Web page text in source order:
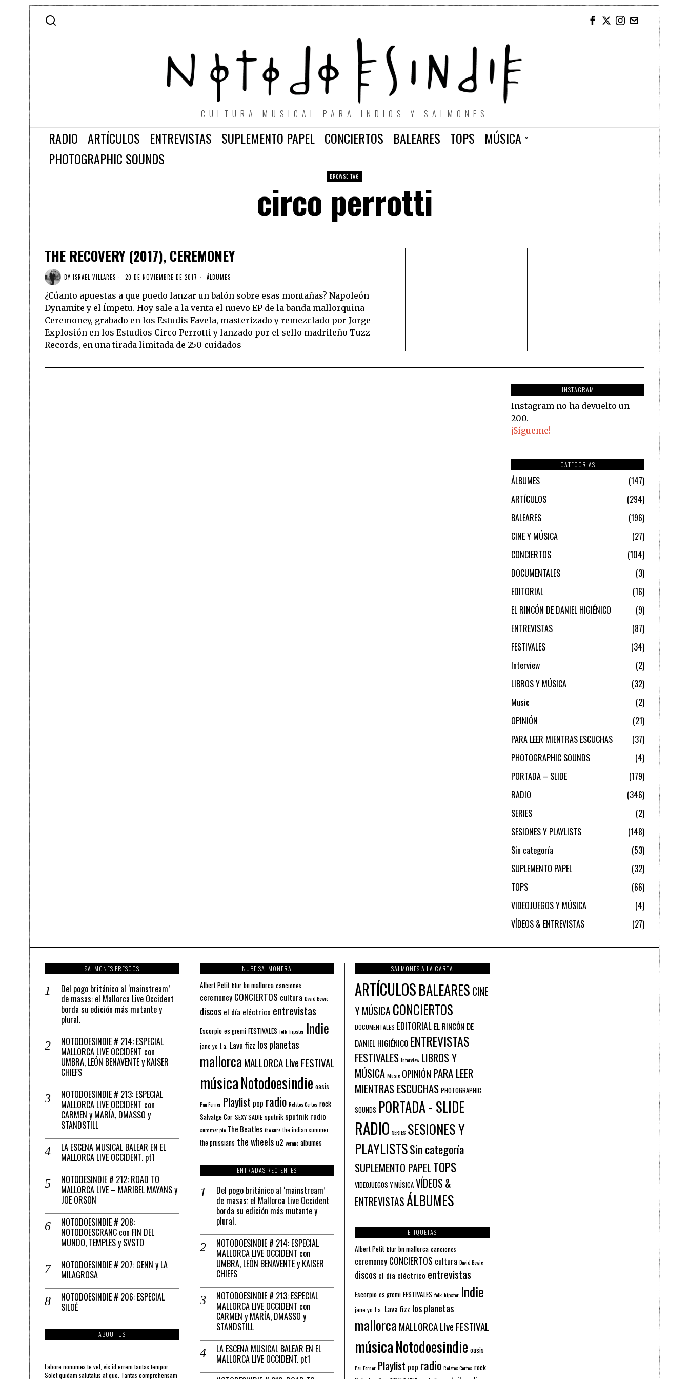
CULTURA MUSICAL PARA INDIOS Y SALMONES
RADIO ARTÍCULOS ENTREVISTAS SUPLEMENTO PAPEL CONCIERTOS BALEARES TOPS
MÚSICA
PHOTOGRAPHIC SOUNDS
BROWSE TAG
circo perrotti
THE RECOVERY (2017), CEREMONEY
BY ISRAEL VILLARES 20 DE NOVIEMBRE DE 2017 ÁLBUMES
¿Cúanto apuestas a que puedo lanzar un balón sobre esas montañas? Napoleón
Dynamite y el Ímpetu. Hoy sale a la venta el nuevo EP de la banda mallorquina
Ceremoney, grabado en los Estudis Favela, masterizado y remezclado por Jorge
Explosión en los Estudios Circo Perrotti y lanzado por el sello madrileño Tuzz
Records, en una tirada limitada de 250 cuidados
INSTAGRAM
Instagram no ha devuelto un
200.
¡Sígueme!
CATEGORIAS
ÁLBUMES
147
ARTÍCULOS
294
BALEARES
196
CINE Y MÚSICA
27
CONCIERTOS
104
DOCUMENTALES
3
EDITORIAL
16
EL RINCÓN DE DANIEL HIGIÉNICO
9
ENTREVISTAS
87
FESTIVALES
34
Interview
2
LIBROS Y MÚSICA
32
Music
2
OPINIÓN
21
PARA LEER MIENTRAS ESCUCHAS
37
PHOTOGRAPHIC SOUNDS
4
PORTADA – SLIDE
179
RADIO
346
SERIES
2
SESIONES Y PLAYLISTS
148
Sin categoría
53
SUPLEMENTO PAPEL
32
TOPS
66
VIDEOJUEGOS Y MÚSICA
4
VÍDEOS & ENTREVISTAS
27
SALMONES FRESCOS
Del pogo británico al ‘mainstream’
de masas: el Mallorca Live Occident
borda su edición más mutante y
plural.
NOTODOESINDIE # 214: ESPECIAL
MALLORCA LIVE OCCIDENT con
UMBRA, LEÓN BENAVENTE y KAISER
CHIEFS
NOTODOESINDIE # 213: ESPECIAL
MALLORCA LIVE OCCIDENT con
CARMEN y MARÍA, DMASSO y
STANDSTILL
LA ESCENA MUSICAL BALEAR EN EL
MALLORCA LIVE OCCIDENT. pt1
NOTODESINDIE # 212: ROAD TO
MALLORCA LIVE – MARIBEL MAYANS y
JOE ORSON
NOTODOESINDIE # 208:
NOTODOESCRANC con FIN DEL
MUNDO, TEMPLES y SVSTO
NOTODOESINDIE # 207: GENN y LA
MILAGROSA
NOTODOESINDIE # 206: ESPECIAL
SILOÉ
ABOUT US
Labore nonumes te vel, vis id errem tantas tempor.
Solet quidam salutatus at quo. Tantas comprehensam
NUBE SALMONERA
Albert Petit blur bn mallorca canciones
ceremoney CONCIERTOS cultura David Bowie
discos el día eléctrico entrevistas
Escorpio es gremi FESTIVALES folk hipster Indie
jane yo l.a. Lava fizz los planetas
mallorca MALLORCA LIve FESTIVAL
músicaNotodoesindie oasis
Pau Forner Playlist pop radio Relatos Cortos rock
Salvatge Cor SEXY SADIE sputnik sputnik radio
summer pie The Beatles the cure the indian summer
the prussians the wheels u2 verano álbumes
ENTRADAS RECIENTES
Del pogo británico al ‘mainstream’
de masas: el Mallorca Live Occident
borda su edición más mutante y
plural.
NOTODOESINDIE # 214: ESPECIAL
MALLORCA LIVE OCCIDENT con
UMBRA, LEÓN BENAVENTE y KAISER
CHIEFS
NOTODOESINDIE # 213: ESPECIAL
MALLORCA LIVE OCCIDENT con
CARMEN y MARÍA, DMASSO y
STANDSTILL
LA ESCENA MUSICAL BALEAR EN EL
MALLORCA LIVE OCCIDENT. pt1
SALMONES A LA CARTA
ARTÍCULOSBALEARES CINE
Y MÚSICA CONCIERTOS
DOCUMENTALES EDITORIAL EL RINCÓN DE
DANIEL HIGIÉNICO ENTREVISTAS
FESTIVALES Interview LIBROS Y
MÚSICA Music OPINIÓN PARA LEER
MIENTRAS ESCUCHAS PHOTOGRAPHIC
SOUNDS PORTADA - SLIDE
RADIO SERIES SESIONES Y
PLAYLISTSSin categoría
SUPLEMENTO PAPELTOPS
VIDEOJUEGOS Y MÚSICA VÍDEOS &
ENTREVISTASÁLBUMES
ETIQUETAS
Albert Petit blur bn mallorca canciones
ceremoney CONCIERTOS cultura David Bowie
discos el día eléctrico entrevistas
Escorpio es gremi FESTIVALES folk hipster Indie
jane yo l.a. Lava fizz los planetas
mallorca MALLORCA LIve FESTIVAL
músicaNotodoesindie oasis
Pau Forner Playlist pop radio Relatos Cortos rock